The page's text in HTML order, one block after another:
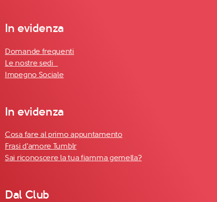
In evidenza
Domande frequenti
Le nostre sedi
Impegno Sociale
In evidenza
Cosa fare al primo appuntamento
Frasi d'amore Tumblr
Sai riconoscere la tua fiamma gemella?
Dal Club